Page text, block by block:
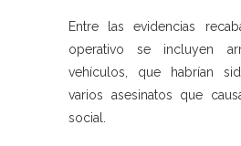
Entre las evidencias
operativo se incluyen
vehículos, que habrían
varios asesinatos que
social.